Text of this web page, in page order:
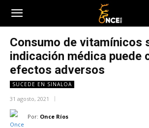
Consumo de vitamínicos
indicación médica puede
efectos adversos
SUCEDE EN SINALOA
31 agosto, 2021
Por: Once Ríos